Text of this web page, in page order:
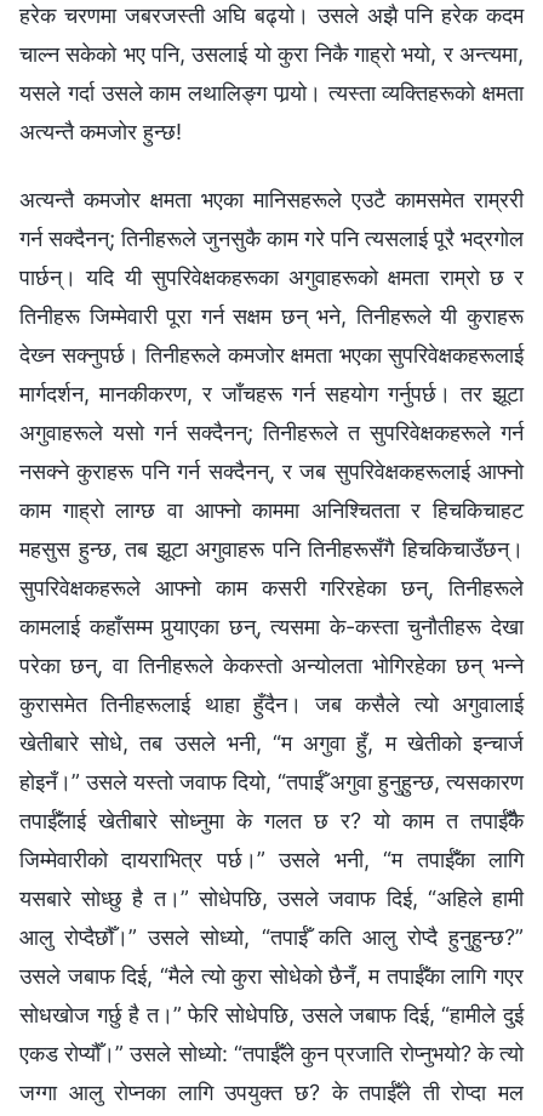
हरेक चरणमा जबरजस्ती अघि बढ्यो। उसले अझै पनि हरेक कदम
चाल्न सकेको भए पनि, उसलाई यो कुरा निकै गाह्रो भयो, र अन्त्यमा,
यसले गर्दा उसले काम लथालिङ्ग पार्‍यो। त्यस्ता व्यक्तिहरूको क्षमता
अत्यन्तै कमजोर हुन्छ!
अत्यन्तै कमजोर क्षमता भएका मानिसहरूले एउटै कामसमेत राम्ररी
गर्न सक्दैनन्; तिनीहरूले जुनसुकै काम गरे पनि त्यसलाई पूरै भद्रगोल
पार्छन्। यदि यी सुपरिवेक्षकहरूका अगुवाहरूको क्षमता राम्रो छ र
तिनीहरू जिम्मेवारी पूरा गर्न सक्षम छन् भने, तिनीहरूले यी कुराहरू
देख्‍न सक्‍नुपर्छ। तिनीहरूले कमजोर क्षमता भएका सुपरिवेक्षकहरूलाई
मार्गदर्शन, मानकीकरण, र जाँचहरू गर्न सहयोग गर्नुपर्छ। तर झूटा
अगुवाहरूले यसो गर्न सक्दैनन्; तिनीहरूले त सुपरिवेक्षकहरूले गर्न
नसक्‍ने कुराहरू पनि गर्न सक्दैनन्, र जब सुपरिवेक्षकहरूलाई आफ्‍नो
काम गाह्रो लाग्छ वा आफ्नो काममा अनिश्‍चितता र हिचकिचाहट
महसुस हुन्छ, तब झूटा अगुवाहरू पनि तिनीहरूसँगै हिचकिचाउँछन्।
सुपरिवेक्षकहरूले आफ्नो काम कसरी गरिरहेका छन्, तिनीहरूले
कामलाई कहाँसम्म पुर्‍याएका छन्, त्यसमा के-कस्ता चुनौतीहरू देखा
परेका छन्, वा तिनीहरूले केकस्तो अन्योलता भोगिरहेका छन् भन्‍ने
कुरासमेत तिनीहरूलाई थाहा हुँदैन। जब कसैले त्यो अगुवालाई
खेतीबारे सोधे, तब उसले भनी, “म अगुवा हुँ, म खेतीको इन्चार्ज
होइनँ।” उसले यस्तो जवाफ दियो, “तपाईँ अगुवा हुनुहुन्छ, त्यसकारण
तपाईँलाई खेतीबारे सोध्नुमा के गलत छ र? यो काम त तपाईँकै
जिम्मेवारीको दायराभित्र पर्छ।” उसले भनी, “म तपाईँका लागि
यसबारे सोध्छु है त।” सोधेपछि, उसले जवाफ दिई, “अहिले हामी
आलु रोप्दैछौँ।” उसले सोध्यो, “तपाईँ कति आलु रोप्दै हुनुहुन्छ?”
उसले जबाफ दिई, “मैले त्यो कुरा सोधेको छैनँ, म तपाईँका लागि गएर
सोधखोज गर्छु है त।” फेरि सोधेपछि, उसले जबाफ दिई, “हामीले दुई
एकड रोप्यौँ।” उसले सोध्यो: “तपाईँले कुन प्रजाति रोप्‍नुभयो? के त्यो
जग्गा आलु रोप्नका लागि उपयुक्त छ? के तपाईँले ती रोप्दा मल